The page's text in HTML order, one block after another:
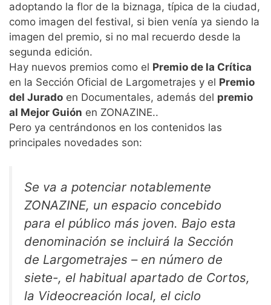
adoptando la flor de la biznaga, típica de la ciudad,
como imagen del festival, si bien venía ya siendo la
imagen del premio, si no mal recuerdo desde la
segunda edición.
Hay nuevos premios como el Premio de la Crítica
en la Sección Oficial de Largometrajes y el Premio
del Jurado en Documentales, además del premio
al Mejor Guión en ZONAZINE..
Pero ya centrándonos en los contenidos las
principales novedades son:
Se va a potenciar notablemente
ZONAZINE, un espacio concebido
para el público más joven. Bajo esta
denominación se incluirá la Sección
de Largometrajes – en número de
siete-, el habitual apartado de Cortos,
la Videocreación local, el ciclo